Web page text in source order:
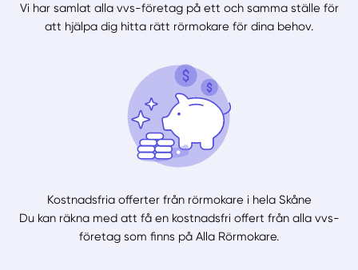
Vi har samlat alla vvs-företag på ett och samma ställe för
att hjälpa dig hitta rätt rörmokare för dina behov.
Kostnadsfria offerter från rörmokare i hela Skåne
Du kan räkna med att få en kostnadsfri offert från alla vvs-
företag som finns på Alla Rörmokare.